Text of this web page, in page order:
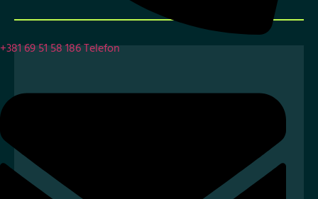
+381 69 51 58 186Telefon